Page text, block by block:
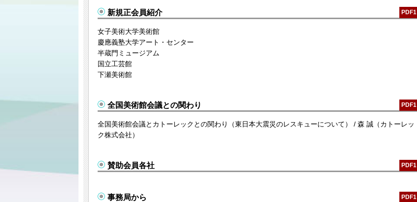
新規正会員紹介 PDF1
女子美術大学美術館
慶應義塾大学アート・センター
半蔵門ミュージアム
国立工芸館
下瀬美術館
全国美術館会議との関わり PDF1
全国美術館会議とカトーレックとの関わり（東日本大震災のレスキューについて） / 森 誠（カトーレッ
ク株式会社）
賛助会員各社 PDF1
事務局から PDF1